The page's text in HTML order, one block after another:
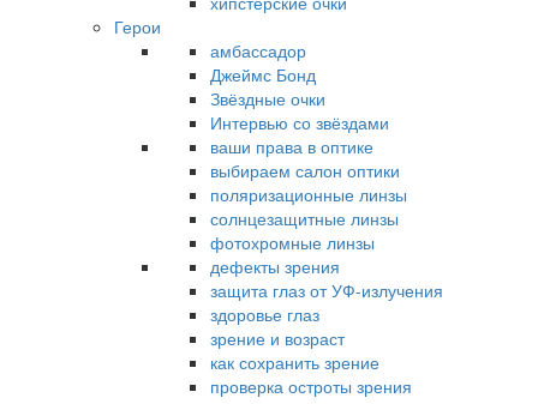
Герои
амбассадор
Джеймс Бонд
Звёздные очки
Интервью со звёздами
ваши права в оптике
выбираем салон оптики
поляризационные линзы
солнцезащитные линзы
фотохромные линзы
дефекты зрения
защита глаз от УФ-излучения
здоровье глаз
зрение и возраст
как сохранить зрение
проверка остроты зрения